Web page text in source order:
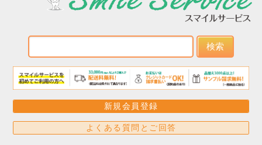
検索
新規会員登録
よくある質問とご回答